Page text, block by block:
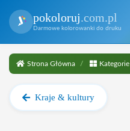
pokoloruj.com.pl
Darmowe kolorowanki do druku
Strona Główna Kategorie
Kraje & kultury